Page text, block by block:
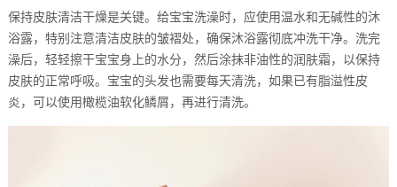
保持皮肤清洁干燥是关键。给宝宝洗澡时，应使用温水和无碱性的沐
浴露，特别注意清洁皮肤的皱褶处，确保沐浴露彻底冲洗干净。洗完
澡后，轻轻擦干宝宝身上的水分，然后涂抹非油性的润肤霜，以保持
皮肤的正常呼吸。宝宝的头发也需要每天清洗，如果已有脂溢性皮
炎，可以使用橄榄油软化鳞屑，再进行清洗。